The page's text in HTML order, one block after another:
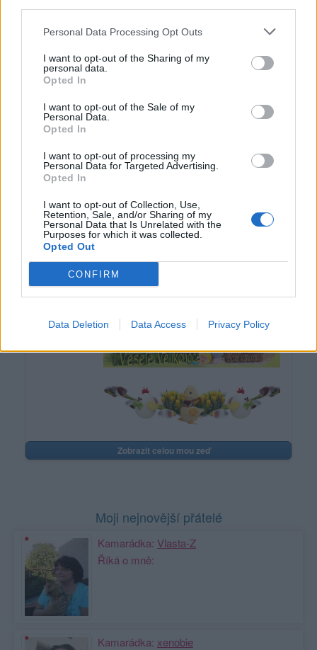
Personal Data Processing Opt Outs
I want to opt-out of the Sharing of my
personal data.
Opted In
I want to opt-out of the Sale of my
Personal Data.
Opted In
I want to opt-out of processing my
Personal Data for Targeted Advertising.
Opted In
I want to opt-out of Collection, Use,
Retention, Sale, and/or Sharing of my
Personal Data that Is Unrelated with the
Purposes for which it was collected.
Opted Out
CONFIRM
Data Deletion Data Access Privacy Policy
Zobrazit celou mou zeď
Moji nejnovější přátelé
Kamarádka: Vlasta-Z
Říká o mně:
Kamarádka: xenobie